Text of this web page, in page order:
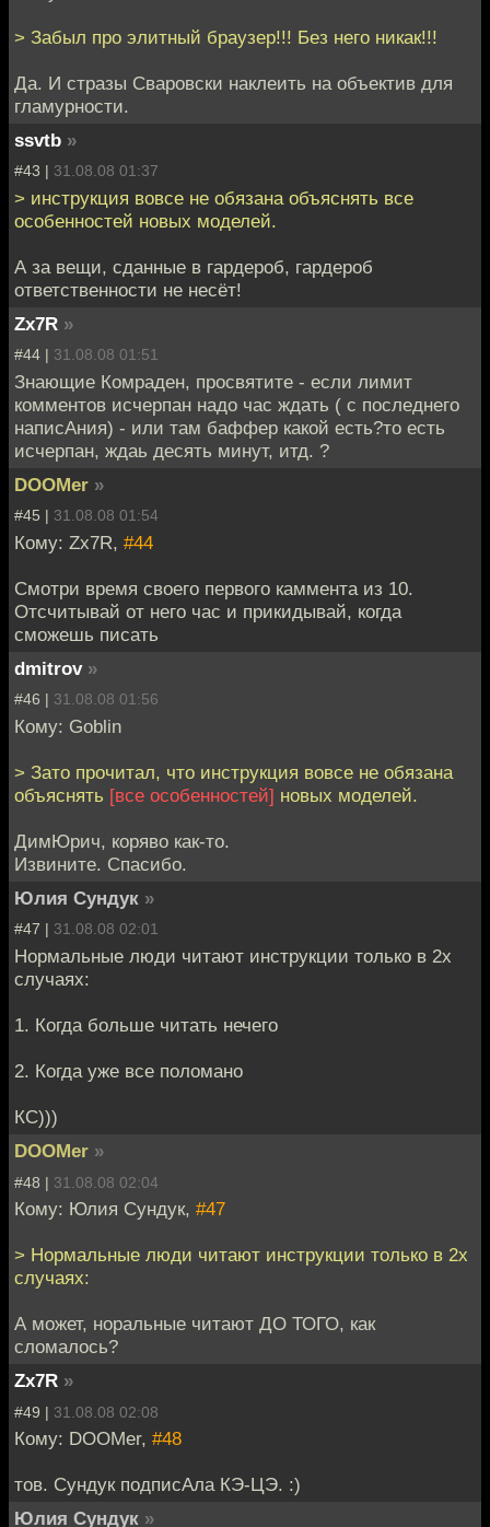
> Забыл про элитный браузер!!! Без него никак!!!
Да. И стразы Сваровски наклеить на объектив для
гламурности.
ssvtb »
#43 | 31.08.08 01:37
> инструкция вовсе не обязана объяснять все
особенностей новых моделей.
А за вещи, сданные в гардероб, гардероб
ответственности не несёт!
Zx7R »
#44 | 31.08.08 01:51
Знающие Комраден, просвятите - если лимит
комментов исчерпан надо час ждать ( с последнего
написАния) - или там баффер какой есть?то есть
исчерпан, ждаь десять минут, итд. ?
DOOMer »
#45 | 31.08.08 01:54
Кому: Zx7R, #44
Смотри время своего первого каммента из 10.
Отсчитывай от него час и прикидывай, когда
сможешь писать
dmitrov »
#46 | 31.08.08 01:56
Кому: Goblin
> Зато прочитал, что инструкция вовсе не обязана
объяснять [все особенностей] новых моделей.
ДимЮрич, коряво как-то.
Извините. Спасибо.
Юлия Сундук »
#47 | 31.08.08 02:01
Нормальные люди читают инструкции только в 2х
случаях:
1. Когда больше читать нечего
2. Когда уже все поломано
КС)))
DOOMer »
#48 | 31.08.08 02:04
Кому: Юлия Сундук, #47
> Нормальные люди читают инструкции только в 2х
случаях:
А может, норальные читают ДО ТОГО, как
сломалось?
Zx7R »
#49 | 31.08.08 02:08
Кому: DOOMer, #48
тов. Сундук подписАла КЭ-ЦЭ. :)
Юлия Сундук »